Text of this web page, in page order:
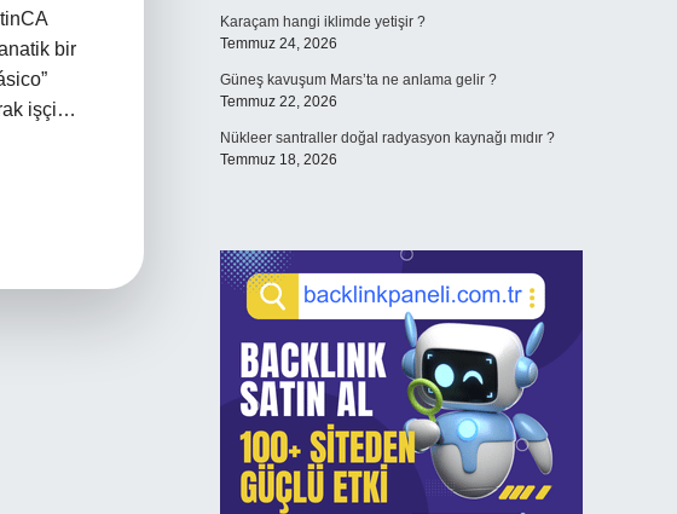
bir
işçi…
Karaçam hangi iklimde yetişir ?
Temmuz 24, 2026
Güneş kavuşum Mars’ta ne anlama gelir ?
Temmuz 22, 2026
Nükleer santraller doğal radyasyon kaynağı mıdır ?
Temmuz 18, 2026